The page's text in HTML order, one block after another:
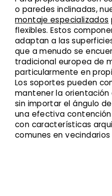
o paredes inclinadas,
montaje especializados
flexibles. Estos
adaptan a las
que a menudo se
tradicional europea de
particularmente en
Los soportes pueden
mantener la
sin importar el ángulo
una efectiva
con características
comunes en